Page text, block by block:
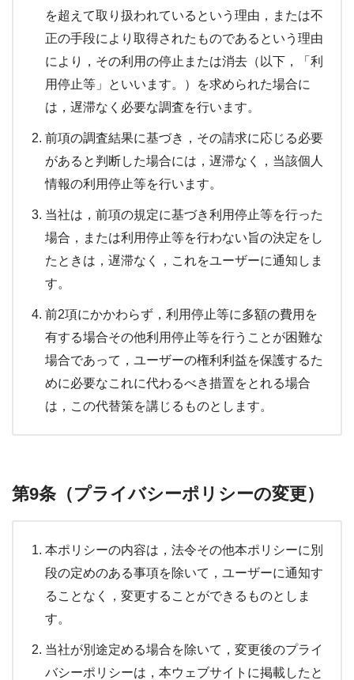
を超えて取り扱われているという理由，または不
正の手段により取得されたものであるという理由
により，その利用の停止または消去（以下，「利
用停止等」といいます。）を求められた場合に
は，遅滞なく必要な調査を行います。
前項の調査結果に基づき，その請求に応じる必要
があると判断した場合には，遅滞なく，当該個人
情報の利用停止等を行います。
当社は，前項の規定に基づき利用停止等を行った
場合，または利用停止等を行わない旨の決定をし
たときは，遅滞なく，これをユーザーに通知しま
す。
前2項にかかわらず，利用停止等に多額の費用を
有する場合その他利用停止等を行うことが困難な
場合であって，ユーザーの権利利益を保護するた
めに必要なこれに代わるべき措置をとれる場合
は，この代替策を講じるものとします。
第9条（プライバシーポリシーの変更）
本ポリシーの内容は，法令その他本ポリシーに別
段の定めのある事項を除いて，ユーザーに通知す
ることなく，変更することができるものとしま
す。
当社が別途定める場合を除いて，変更後のプライ
バシーポリシーは，本ウェブサイトに掲載したと